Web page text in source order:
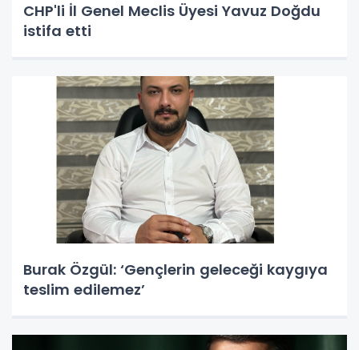
CHP'li İl Genel Meclis Üyesi Yavuz Doğdu
istifa etti
Burak Özgül: ‘Gençlerin geleceği kaygıya
teslim edilemez’